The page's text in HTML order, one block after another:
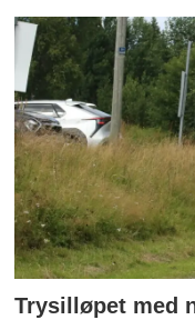
Trysilløpet med